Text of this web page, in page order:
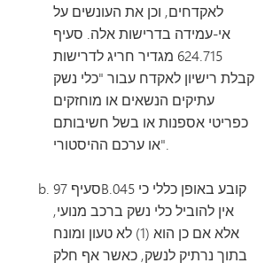
לאקדחים, וכן את העונשים על
אי-עמידה בדרישות אלה. סעיף
624.715 מגדיר חריג לדרישות
קבלת רישיון לאקדח עבור "כלי נשק
עתיקים הנשאים או מוחזקים
כפריטי אספנות או בשל חשיבותם
או ערכם ההיסטורי".
סעיף 97B.045 קובע באופן כללי כי
אין להוביל כלי נשק ברכב מנועי,
אלא אם כן הוא (1) לא טעון ומונח
בתוך נרתיק לנשק, כאשר אף חלק